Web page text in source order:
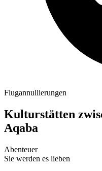
Flugannullierungen
Kulturstätten
Aqaba
Abenteuer
Sie werden es lieben